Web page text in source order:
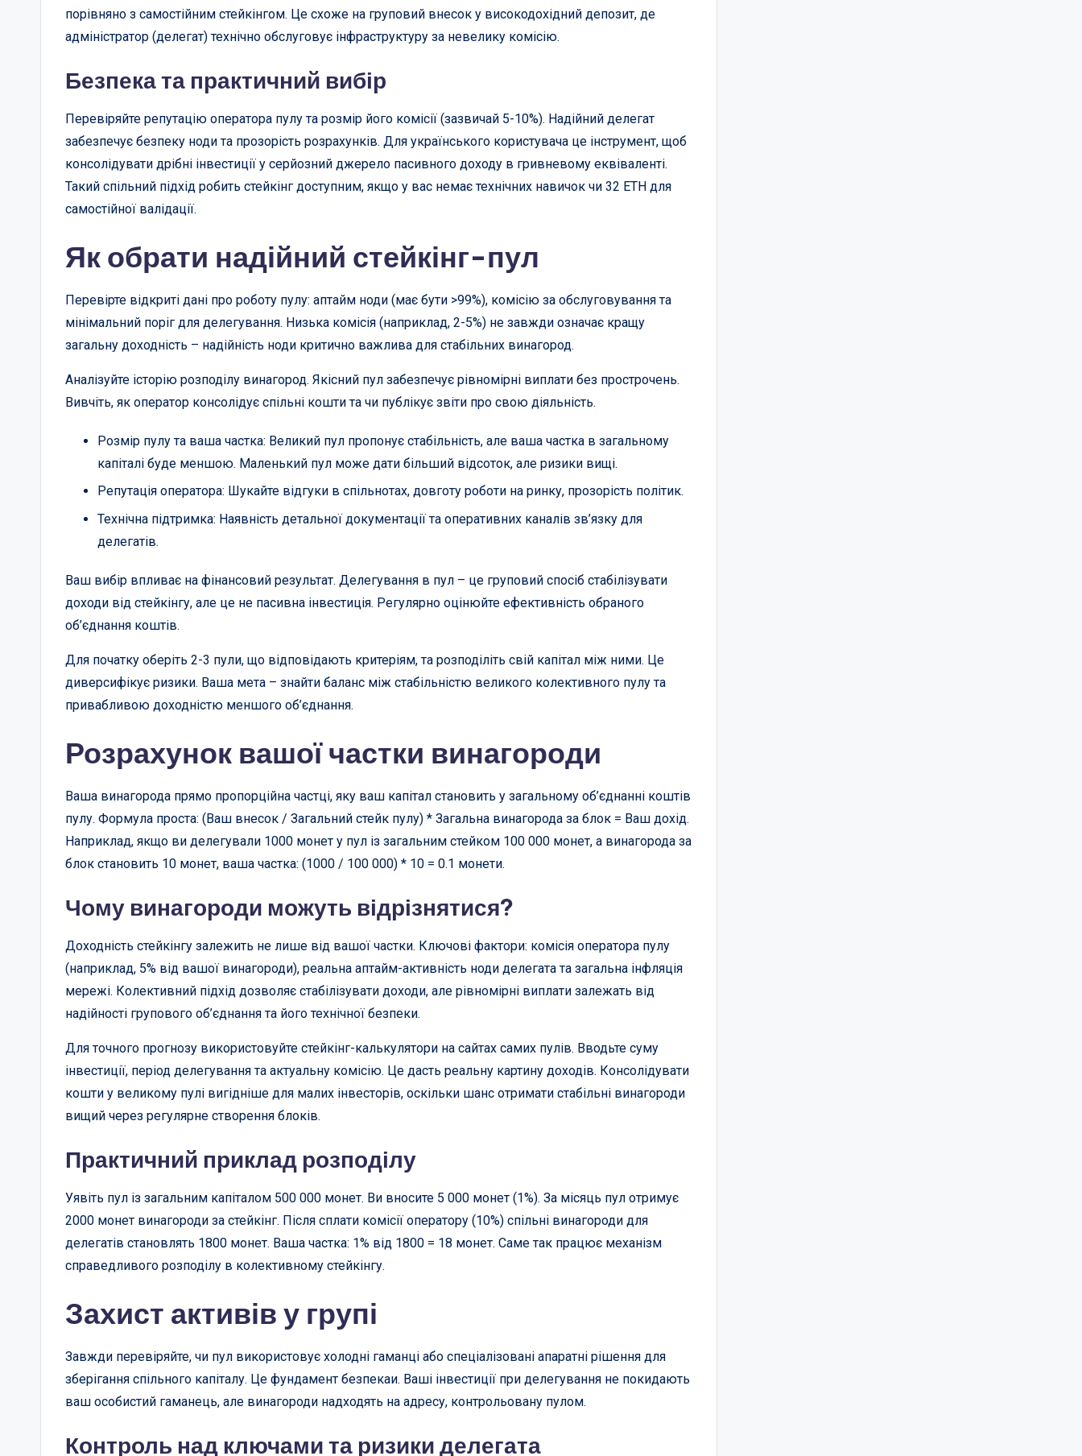
порівняно з самостійним стейкінгом. Це схоже на груповий внесок у високодохідний депозит, де
адміністратор (делегат) технічно обслуговує інфраструктуру за невелику комісію.
Безпека та практичний вибір
Перевіряйте репутацію оператора пулу та розмір його комісії (зазвичай 5-10%). Надійний делегат
забезпечує безпеку ноди та прозорість розрахунків. Для українського користувача це інструмент, щоб
консолідувати дрібні інвестиції у серйозний джерело пасивного доходу в гривневому еквіваленті.
Такий спільний підхід робить стейкінг доступним, якщо у вас немає технічних навичок чи 32 ETH для
самостійної валідації.
Як обрати надійний стейкінг-пул
Перевірте відкриті дані про роботу пулу: аптайм ноди (має бути >99%), комісію за обслуговування та
мінімальний поріг для делегування. Низька комісія (наприклад, 2-5%) не завжди означає кращу
загальну доходність – надійність ноди критично важлива для стабільних винагород.
Аналізуйте історію розподілу винагород. Якісний пул забезпечує рівномірні виплати без прострочень.
Вивчіть, як оператор консолідує спільні кошти та чи публікує звіти про свою діяльність.
Розмір пулу та ваша частка: Великий пул пропонує стабільність, але ваша частка в загальному
капіталі буде меншою. Маленький пул може дати більший відсоток, але ризики вищі.
Репутація оператора: Шукайте відгуки в спільнотах, довготу роботи на ринку, прозорість політик.
Технічна підтримка: Наявність детальної документації та оперативних каналів зв’язку для
делегатів.
Ваш вибір впливає на фінансовий результат. Делегування в пул – це груповий спосіб стабілізувати
доходи від стейкінгу, але це не пасивна інвестиція. Регулярно оцінюйте ефективність обраного
об’єднання коштів.
Для початку оберіть 2-3 пули, що відповідають критеріям, та розподіліть свій капітал між ними. Це
диверсифікує ризики. Ваша мета – знайти баланс між стабільністю великого колективного пулу та
привабливою доходністю меншого об’єднання.
Розрахунок вашої частки винагороди
Ваша винагорода прямо пропорційна частці, яку ваш капітал становить у загальному об’єднанні коштів
пулу. Формула проста: (Ваш внесок / Загальний стейк пулу) * Загальна винагорода за блок = Ваш дохід.
Наприклад, якщо ви делегували 1000 монет у пул із загальним стейком 100 000 монет, а винагорода за
блок становить 10 монет, ваша частка: (1000 / 100 000) * 10 = 0.1 монети.
Чому винагороди можуть відрізнятися?
Доходність стейкінгу залежить не лише від вашої частки. Ключові фактори: комісія оператора пулу
(наприклад, 5% від вашої винагороди), реальна аптайм-активність ноди делегата та загальна інфляція
мережі. Колективний підхід дозволяє стабілізувати доходи, але рівномірні виплати залежать від
надійності групового об’єднання та його технічної безпеки.
Для точного прогнозу використовуйте стейкінг-калькулятори на сайтах самих пулів. Вводьте суму
інвестиції, період делегування та актуальну комісію. Це дасть реальну картину доходів. Консолідувати
кошти у великому пулі вигідніше для малих інвесторів, оскільки шанс отримати стабільні винагороди
вищий через регулярне створення блоків.
Практичний приклад розподілу
Уявіть пул із загальним капіталом 500 000 монет. Ви вносите 5 000 монет (1%). За місяць пул отримує
2000 монет винагороди за стейкінг. Після сплати комісії оператору (10%) спільні винагороди для
делегатів становлять 1800 монет. Ваша частка: 1% від 1800 = 18 монет. Саме так працює механізм
справедливого розподілу в колективному стейкінгу.
Захист активів у групі
Завжди перевіряйте, чи пул використовує холодні гаманці або спеціалізовані апаратні рішення для
зберігання спільного капіталу. Це фундамент безпекаи. Ваші інвестиції при делегування не покидають
ваш особистий гаманець, але винагороди надходять на адресу, контрольовану пулом.
Контроль над ключами та ризики делегата